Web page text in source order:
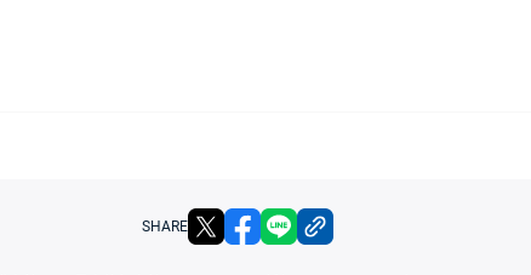
SHARE X facebook